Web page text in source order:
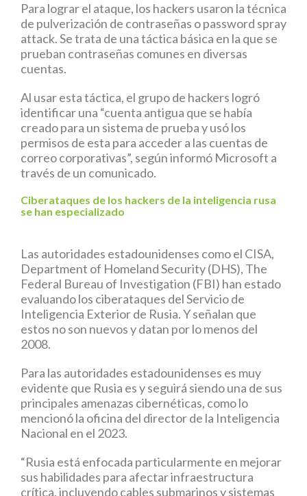
Para lograr el ataque, los hackers usaron la técnica
de pulverización de contraseñas o password spray
attack. Se trata de una táctica básica en la que se
prueban contraseñas comunes en diversas
cuentas.
Al usar esta táctica, el grupo de hackers logró
identificar una “cuenta antigua que se había
creado para un sistema de prueba y usó los
permisos de esta para acceder a las cuentas de
correo corporativas”, según informó Microsoft a
través de un comunicado.
Ciberataques de los hackers de la inteligencia rusa
se han especializado
Las autoridades estadounidenses como el CISA,
Department of Homeland Security (DHS), The
Federal Bureau of Investigation (FBI) han estado
evaluando los ciberataques del Servicio de
Inteligencia Exterior de Rusia. Y señalan que
estos no son nuevos y datan por lo menos del
2008.
Para las autoridades estadounidenses es muy
evidente que Rusia es y seguirá siendo una de sus
principales amenazas cibernéticas, como lo
mencionó la oficina del director de la Inteligencia
Nacional en el 2023.
“Rusia está enfocada particularmente en mejorar
sus habilidades para afectar infraestructura
crítica, incluyendo cables submarinos y sistemas